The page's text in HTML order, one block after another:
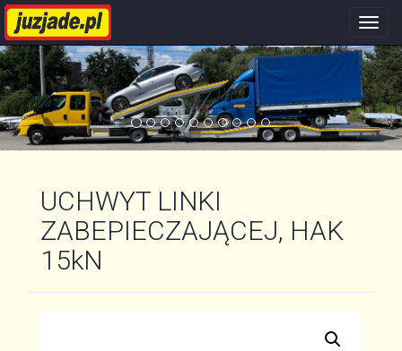
UCHWYT LINKI
ZABEPIECZAJĄCEJ, HAK
15kN